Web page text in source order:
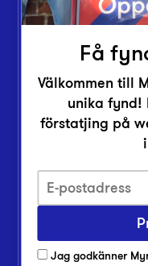
Lämna in
Vårt
Inlämningsplatser
Om Myrorna
Pressrum
Kontakt
Få
Välkommen till
unika fynd!
förstatjing på
Jag godkänner